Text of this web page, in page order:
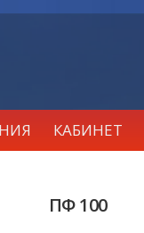
КАБИНЕТ
ПФ 100